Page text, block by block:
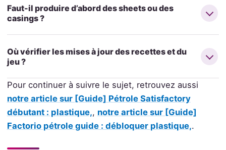
Faut-il produire d’abord des sheets ou des
casings ?
Où vérifier les mises à jour des recettes et du
jeu ?
Pour continuer à suivre le sujet, retrouvez aussi
notre article sur [Guide] Pétrole Satisfactory
débutant : plastique,, notre article sur [Guide]
Factorio pétrole guide : débloquer plastique,.